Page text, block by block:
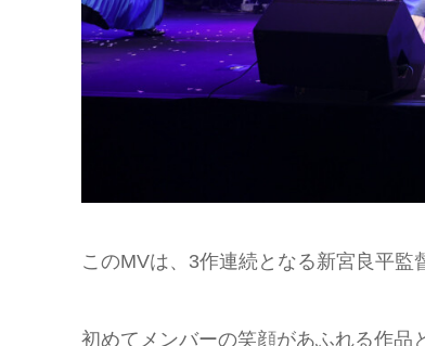
このMVは、3作連続となる新宮良平監
初めてメンバーの笑顔があふれる作品